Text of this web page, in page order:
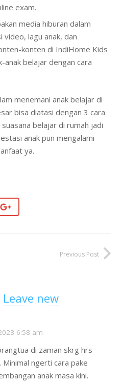
exam.
media hiburan dalam
lagu anak, dan
konten di IndiHome Kids
anak belajar dengan cara
menemani anak belajar di
bisa diatasi dengan 3 cara
belajar di rumah jadi
anak pun mengalami
ya.
Previous Post
Leave new
6:58 am
di zaman skrg hrs
ngerti cara pake
anak masa kini.